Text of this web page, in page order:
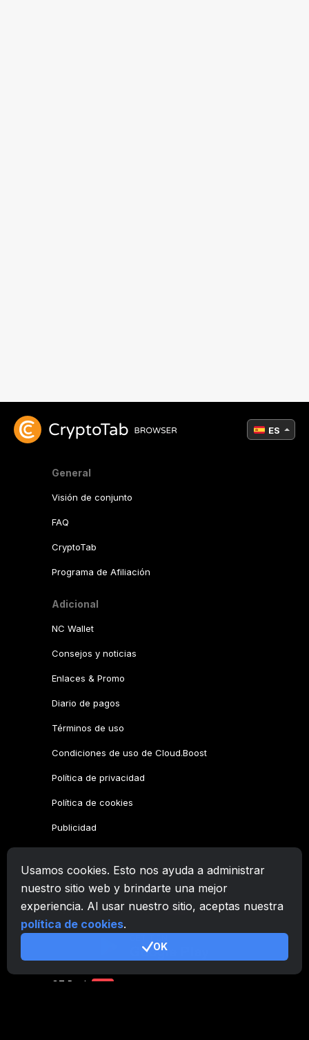
Usamos cookies. Esto nos ayuda a administrar
nuestro sitio web y brindarte una mejor
experiencia. Al usar nuestro sitio, aceptas nuestra
política de cookies.
OK
General
Visión de conjunto
FAQ
CryptoTab
Programa de Afiliación
Adicional
NC Wallet
Consejos y noticias
Enlaces & Promo
Diario de pagos
Términos de uso
Condiciones de uso de Cloud.Boost
Política de privacidad
Política de cookies
Publicidad
CryptoTabNavegador
CryptoTab para Android MAX
CryptoTabpara Android PRO
CryptoTabpara Android LITE
CT Pool
ES